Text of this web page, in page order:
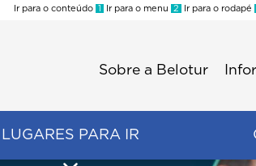
Ir para o conteúdo 1 Ir para o menu 2 Ir para o rodapé
Sobre a Belotur
LUGARES PARA IR